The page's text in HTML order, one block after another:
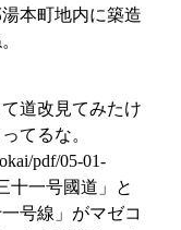
本町地内に築造
道改見てみたけ
てるな。
pdf/05-01-
十一号國道」と
号線」がマゼコ